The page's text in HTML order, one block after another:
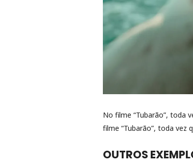
No filme “Tubarão”, toda
filme “Tubarão”, toda vez
OUTROS